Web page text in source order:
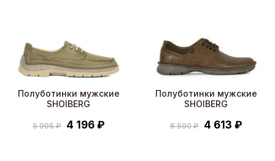
Полуботинки мужские
SHOIBERG
5 995 ₽ 4 196 ₽
Полуботинки мужские
SHOIBERG
6 590 ₽ 4 613 ₽